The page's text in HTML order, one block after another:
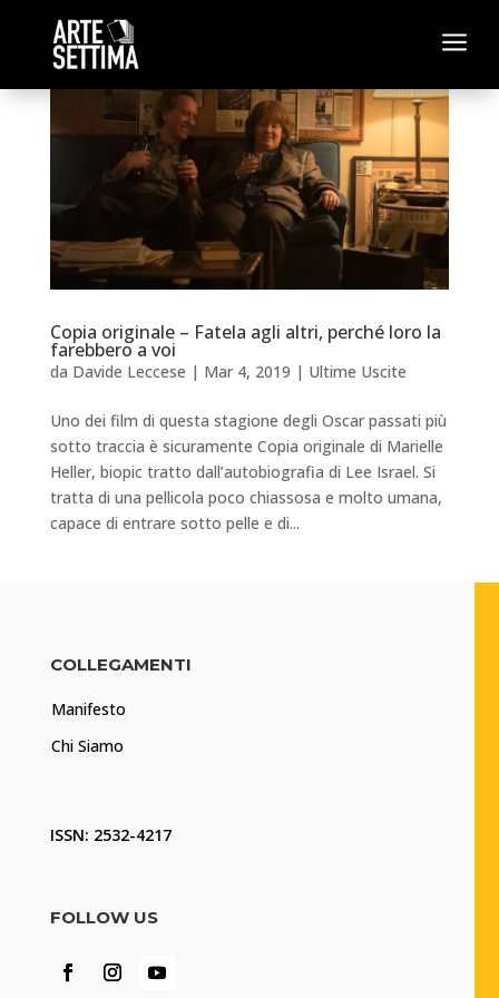
a
Copia originale – Fatela agli altri, perché loro la
farebbero a voi
da Davide Leccese | Mar 4, 2019 | Ultime Uscite
Uno dei film di questa stagione degli Oscar passati più
sotto traccia è sicuramente Copia originale di Marielle
Heller, biopic tratto dall’autobiografia di Lee Israel. Si
tratta di una pellicola poco chiassosa e molto umana,
capace di entrare sotto pelle e di...
COLLEGAMENTI
Manifesto
Chi Siamo
ISSN: 2532-4217
FOLLOW US